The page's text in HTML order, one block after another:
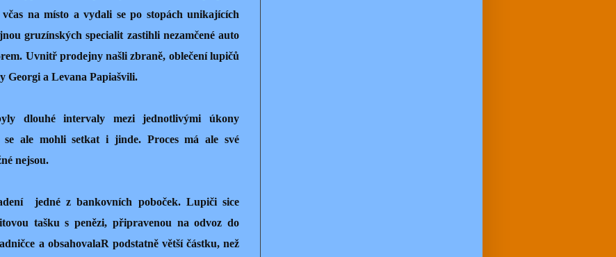
na místo a vydali se po stopách unikajících
gruzínských specialit zastihli nezamčené auto
Uvnitř prodejny našli zbraně, oblečení lupičů
Georgi a Levana Papiašvili.
dlouhé intervaly mezi jednotlivými úkony
ale mohli setkat i jinde. Proces má ale své
nejsou.
jedné z bankovních poboček. Lupiči sice
tašku s penězi, připravenou na odvoz do
a obsahovalaR podstatně větší částku, než